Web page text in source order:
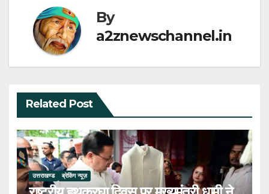
By
a2znewschannel.in
Related Post
उत्तराखण्ड ब्रेकिंग न्यूज़